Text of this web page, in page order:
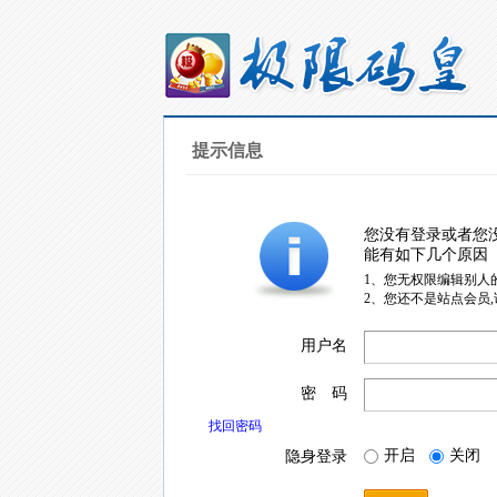
提示信息
您没有登录或者您
能有如下几个原因
1、您无权限编辑别人
2、您还不是站点会员
用户名
密 码
找回密码
隐身登录 开启 关闭